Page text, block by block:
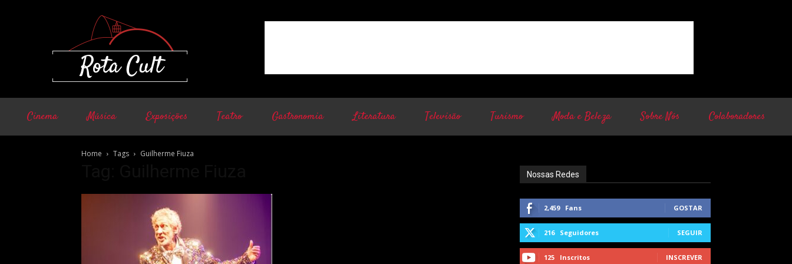
Cinema Música Exposições Teatro Gastronomia Literatura Televisão Turismo Moda e Beleza Sobre Nós Colaboradores
Home Tags Guilherme Fiuza
Nossas Redes
2,459 Fans GOSTAR
216 Seguidores SEGUIR
125 Inscritos INSCREVER